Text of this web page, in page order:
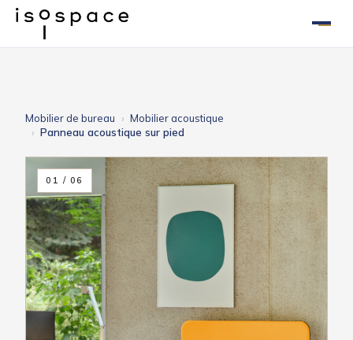
Mobilier de bureau
Mobilier acoustique
Panneau acoustique sur pied
01 / 06